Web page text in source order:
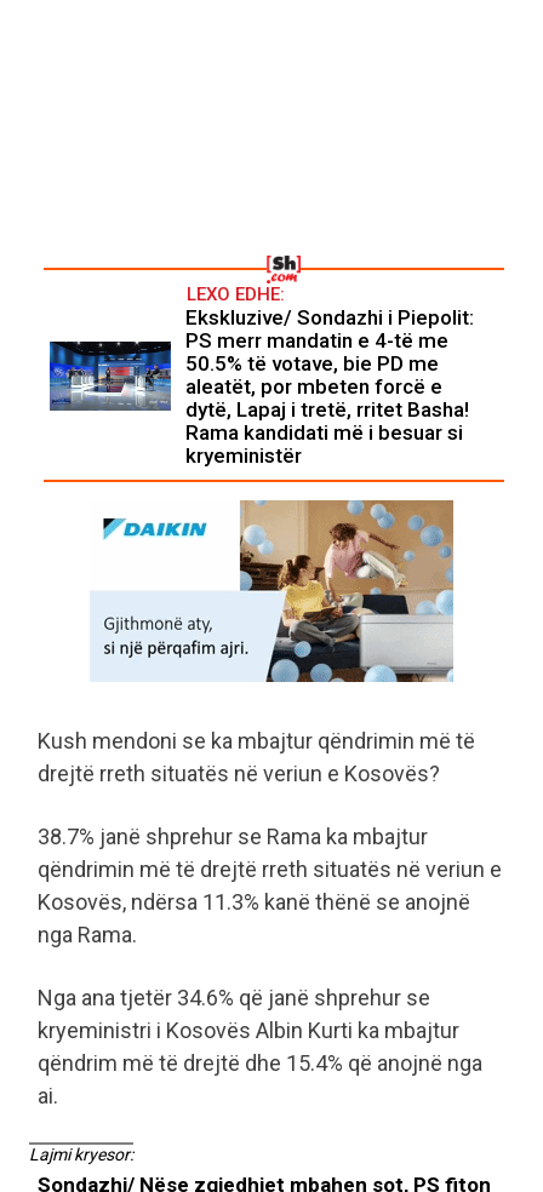
LEXO EDHE:
Ekskluzive/ Sondazhi i Piepolit:
PS merr mandatin e 4-të me
50.5% të votave, bie PD me
aleatët, por mbeten forcë e
dytë, Lapaj i tretë, rritet Basha!
Rama kandidati më i besuar si
kryeministër
Kush mendoni se ka mbajtur qëndrimin më të
drejtë rreth situatës në veriun e Kosovës?
38.7% janë shprehur se Rama ka mbajtur
qëndrimin më të drejtë rreth situatës në veriun e
Kosovës, ndërsa 11.3% kanë thënë se anojnë
nga Rama.
Nga ana tjetër 34.6% që janë shprehur se
kryeministri i Kosovës Albin Kurti ka mbajtur
qëndrim më të drejtë dhe 15.4% që anojnë nga
ai.
Lajmi kryesor:
Sondazhi/ Nëse zgjedhjet mbahen sot, PS fiton